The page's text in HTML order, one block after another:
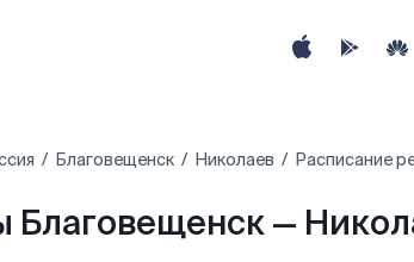
Благовещенск Николаев Расписание
Благовещенск —